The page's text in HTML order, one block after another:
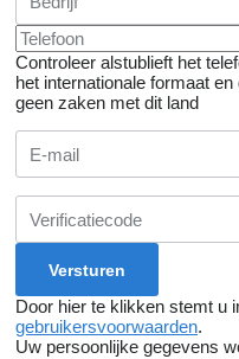
Controleer alstublieft het
het internationale formaat
geen zaken met dit land
Door hier te klikken stemt u
gebruikersvoorwaarden.
Uw persoonlijke gegevens